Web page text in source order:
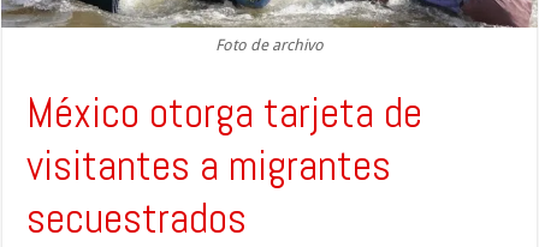
Foto de archivo
México otorga tarjeta de
visitantes a migrantes
secuestrados